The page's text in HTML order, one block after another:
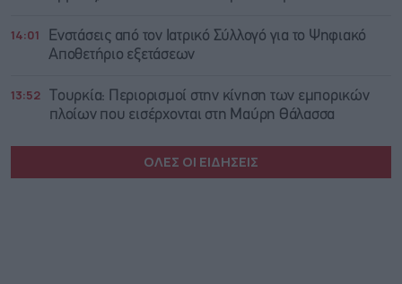
14:01
Ενστάσεις από τον Ιατρικό Σύλλογό για το Ψηφιακό
Αποθετήριο εξετάσεων
13:52
Τουρκία: Περιορισμοί στην κίνηση των εμπορικών
πλοίων που εισέρχονται στη Μαύρη Θάλασσα
ΟΛΕΣ ΟΙ ΕΙΔΗΣΕΙΣ